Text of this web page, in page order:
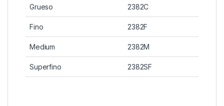
Grueso 2382C
Fino 2382F
Medium 2382M
Superfino 2382SF